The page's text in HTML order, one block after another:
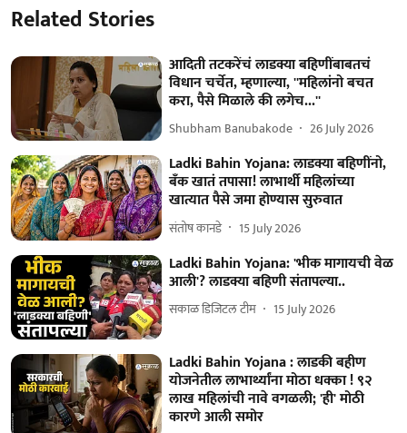
Related Stories
आदिती तटकरेंचं लाडक्या बहिणींबाबतचं
विधान चर्चेत, म्हणाल्या, ''महिलांनो बचत
करा, पैसे मिळाले की लगेच...''
Shubham Banubakode 26 July 2026
Ladki Bahin Yojana: लाडक्या बहिणींनो,
बँक खातं तपासा! लाभार्थी महिलांच्या
खात्यात पैसे जमा होण्यास सुरुवात
संतोष कानडे 15 July 2026
Ladki Bahin Yojana: 'भीक मागायची वेळ
आली'? लाडक्या बहिणी संतापल्या..
सकाळ डिजिटल टीम 15 July 2026
Ladki Bahin Yojana : लाडकी बहीण
योजनेतील लाभार्थ्यांना मोठा धक्का ! ९२
लाख महिलांची नावे वगळली; 'ही' मोठी
कारणे आली समोर